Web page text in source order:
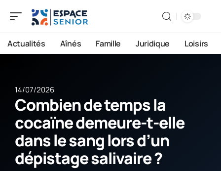
Actualités Aînés Famille Juridique Loisirs
14/07/2026
Combien de temps la
cocaïne demeure-t-elle
dans le sang lors d’un
dépistage salivaire ?